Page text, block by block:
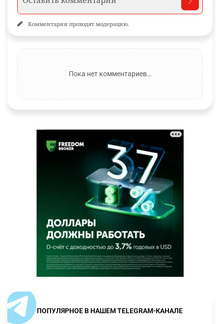
Комментарии проходят модерацию.
Пока нет комментариев…
ПОПУЛЯРНОЕ В НАШЕМ TELEGRAM-КАНАЛЕ